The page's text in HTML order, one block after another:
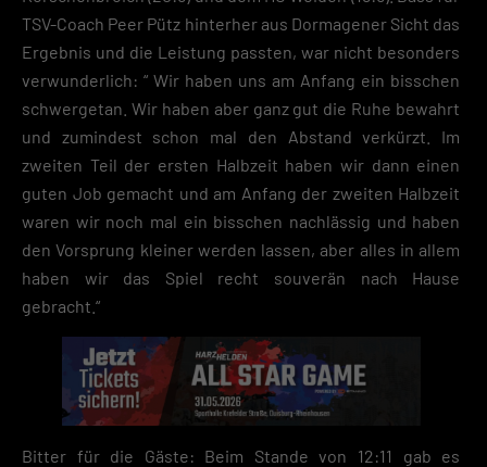
TSV-Coach Peer Pütz hinterher aus Dormagener Sicht das
Ergebnis und die Leistung passten, war nicht besonders
verwunderlich: “ Wir haben uns am Anfang ein bisschen
schwergetan. Wir haben aber ganz gut die Ruhe bewahrt
und zumindest schon mal den Abstand verkürzt. Im
zweiten Teil der ersten Halbzeit haben wir dann einen
guten Job gemacht und am Anfang der zweiten Halbzeit
waren wir noch mal ein bisschen nachlässig und haben
den Vorsprung kleiner werden lassen, aber alles in allem
haben wir das Spiel recht souverän nach Hause
gebracht.“
Bitter für die Gäste: Beim Stande von 12:11 gab es